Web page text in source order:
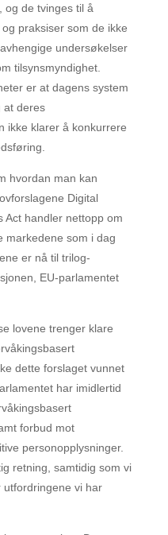
og de tvinges til å
praksiser som de ikke
undersøkelser
tilsynsmyndighet.
er at dagens system
at deres
ikke klarer å konkurrere
hvordan man kan
Digital
Act handler nettopp om
markedene som i dag
er nå til trilog-
EU-parlamentet
lovene trenger klare
dette forslaget vunnet
har imidlertid
forbud mot
personopplysninger.
retning, samtidig som vi
vi har